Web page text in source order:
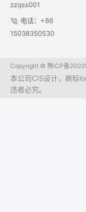
zzqss001
电话：+86
15038350530
Copyright © 豫ICP备
本公司CIS设计，商标
违者必究。